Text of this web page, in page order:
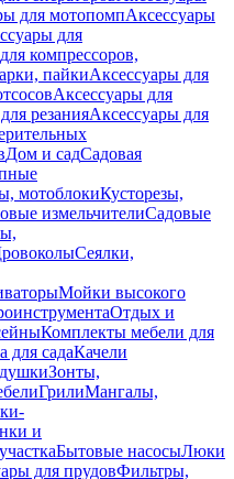
для мотопомпАксессуары
для
компрессоров,
пайкиАксессуары для
Аксессуары для
резанияАксессуары для
Дом и садСадовая
мотоблокиКусторезы,
измельчителиСадовые
Сеялки,
Мойки высокого
Отдых и
Комплекты мебели для
для садаКачели
Зонты,
ГрилиМангалы,
и
Бытовые насосыЛюки
для прудовФильтры,